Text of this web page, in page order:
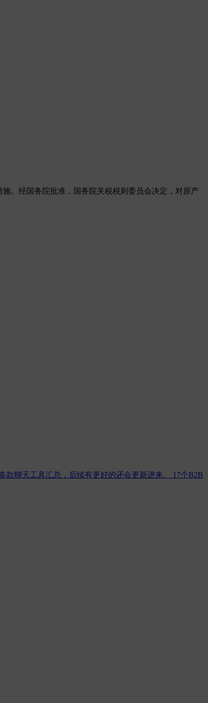
。经国务院批准，国务院关税税则委员会决定，对原产
多款聊天工具汇总，后续有更好的还会更新进来。
17个B2B